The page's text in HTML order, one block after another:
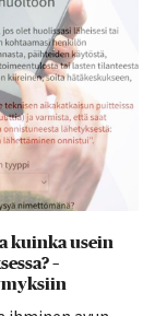
kuinka usein
–